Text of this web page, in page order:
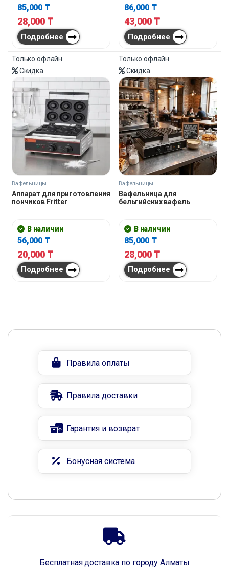
85,000₸
28,000 ₸
Подробнее
86,000₸
43,000 ₸
Подробнее
Только офлайн
Скидка
Вафельницы
Аппарат для приготовления
пончиков Fritter
В наличии
56,000₸
20,000 ₸
Подробнее
Только офлайн
Скидка
Вафельницы
Вафельница для
бельгийских вафель
В наличии
85,000₸
28,000 ₸
Подробнее
Бесплатная доставка по городу Алматы
Правила оплаты
Правила доставки
Гарантия и возврат
Бонусная система